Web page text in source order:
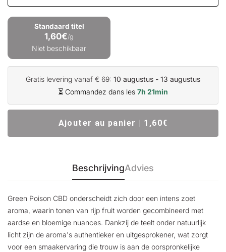
Standaard titel
1,60€/g
Niet beschikbaar
Gratis levering vanaf € 69: 10 augustus - 13 augustus
⏳ Commandez dans les 7h 21min
Ajouter au panier | 1,60€
BeschrijvingAdvies
Green Poison CBD onderscheidt zich door een intens zoet
aroma, waarin tonen van rijp fruit worden gecombineerd met
aardse en bloemige nuances. Dankzij de teelt onder natuurlijk
licht zijn de aroma's authentieker en uitgesprokener, wat zorgt
voor een smaakervaring die trouw is aan de oorspronkelijke